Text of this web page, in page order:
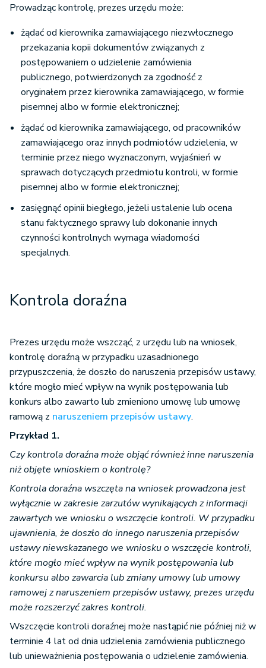
Prowadząc kontrolę, prezes urzędu może:
żądać od kierownika zamawiającego niezwłocznego
przekazania kopii dokumentów związanych z
postępowaniem o udzielenie zamówienia
publicznego, potwierdzonych za zgodność z
oryginałem przez kierownika zamawiającego, w formie
pisemnej albo w formie elektronicznej;
żądać od kierownika zamawiającego, od pracowników
zamawiającego oraz innych podmiotów udzielenia, w
terminie przez niego wyznaczonym, wyjaśnień w
sprawach dotyczących przedmiotu kontroli, w formie
pisemnej albo w formie elektronicznej;
zasięgnąć opinii biegłego, jeżeli ustalenie lub ocena
stanu faktycznego sprawy lub dokonanie innych
czynności kontrolnych wymaga wiadomości
specjalnych.
Kontrola doraźna
Prezes urzędu może wszcząć, z urzędu lub na wniosek,
kontrolę doraźną w przypadku uzasadnionego
przypuszczenia, że doszło do naruszenia przepisów ustawy,
które mogło mieć wpływ na wynik postępowania lub
konkurs albo zawarto lub zmieniono umowę lub umowę
ramową z naruszeniem przepisów ustawy.
Przykład 1.
Czy kontrola doraźna może objąć również inne naruszenia
niż objęte wnioskiem o kontrolę?
Kontrola doraźna wszczęta na wniosek prowadzona jest
wyłącznie w zakresie zarzutów wynikających z informacji
zawartych we wniosku o wszczęcie kontroli. W przypadku
ujawnienia, że doszło do innego naruszenia przepisów
ustawy niewskazanego we wniosku o wszczęcie kontroli,
które mogło mieć wpływ na wynik postępowania lub
konkursu albo zawarcia lub zmiany umowy lub umowy
ramowej z naruszeniem przepisów ustawy, prezes urzędu
może rozszerzyć zakres kontroli.
Wszczęcie kontroli doraźnej może nastąpić nie później niż w
terminie 4 lat od dnia udzielenia zamówienia publicznego
lub unieważnienia postępowania o udzielenie zamówienia.